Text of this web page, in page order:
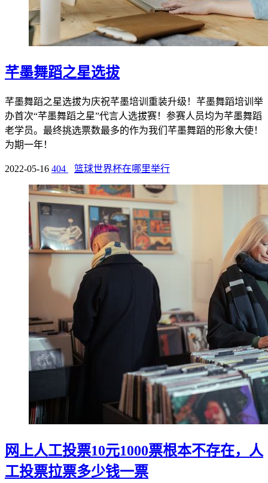
芊墨舞蹈之星选拔
芊墨舞蹈之星选拔为庆祝芊墨培训重装升级！芊墨舞蹈培训举
办首次“芊墨舞蹈之星”代言人选拔赛！参赛人员均为芊墨舞蹈
老学员。最终挑选票数最多的作为我们芊墨舞蹈的形象大使！
为期一年！
2022-05-16 404 篮球世界杯在哪里举行
网上人工投票10元1000票根本不存在，人
工投票拉票多少钱一票